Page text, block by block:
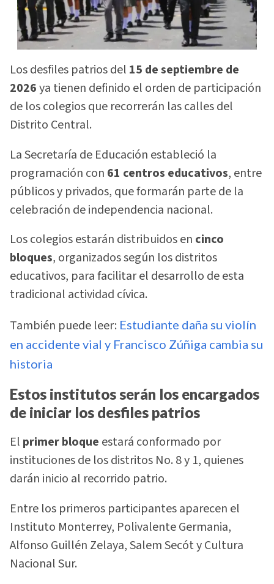
Los desfiles patrios del 15 de septiembre de
2026ya tienen definido el orden de participación
de los colegios que recorrerán las calles del
Distrito Central.
La Secretaría de Educación estableció la
programación con 61 centros educativos, entre
públicos y privados, que formarán parte de la
celebración de independencia nacional.
Los colegios estarán distribuidos en cinco
bloques, organizados según los distritos
educativos, para facilitar el desarrollo de esta
tradicional actividad cívica.
También puede leer: Estudiante daña su violín
en accidente vial y Francisco Zúñiga cambia su
historia
Estos institutos serán los encargados
de iniciar los desfiles patrios
El primer bloque estará conformado por
instituciones de los distritos No. 8 y 1, quienes
darán inicio al recorrido patrio.
Entre los primeros participantes aparecen el
Instituto Monterrey, Polivalente Germania,
Alfonso Guillén Zelaya, Salem Secót y Cultura
Nacional Sur.